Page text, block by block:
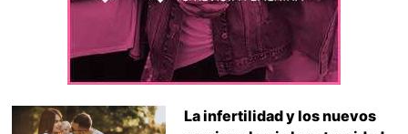
La infertilidad y los nuevos